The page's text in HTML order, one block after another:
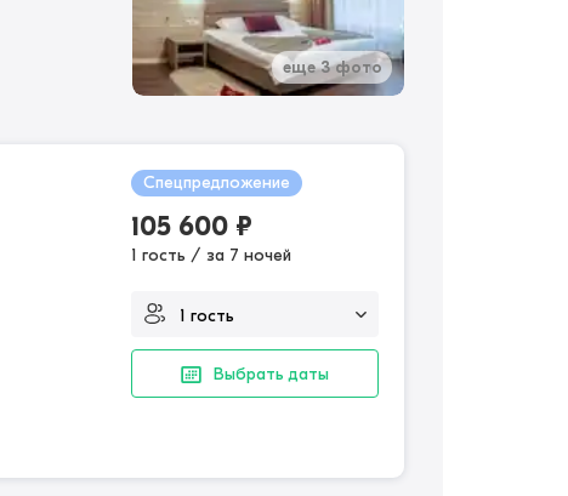
еще 3 фото
Спецпредложение
105 600 ₽
1 гость / за 7 ночей
Выбрать даты